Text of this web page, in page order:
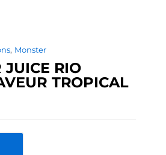
, Monster
JUICE RIO
TROPICAL